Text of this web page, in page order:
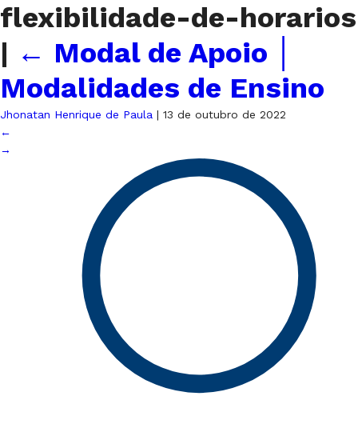
flexibilidade-de-horarios
| ← Modal de Apoio │
Modalidades de Ensino
Jhonatan Henrique de Paula | 13 de outubro de 2022
←
→